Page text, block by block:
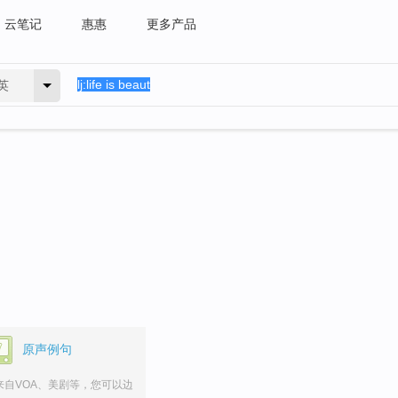
云笔记 惠惠 更多产品
原声例句
自VOA、美剧等，您可以边